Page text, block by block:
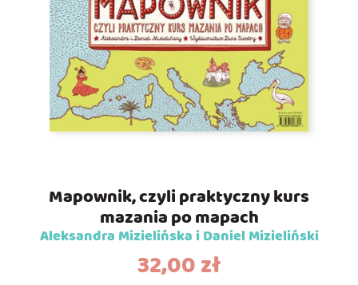
Mapownik, czyli praktyczny kurs
mazania po mapach
Aleksandra Mizielińska i Daniel Mizieliński
32,00zł